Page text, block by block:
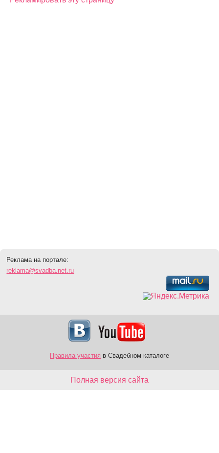
Реклама на портале:
reklama@svadba.net.ru
Правила участия в Свадебном каталоге
Полная версия сайта